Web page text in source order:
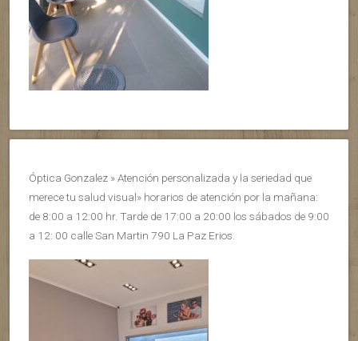
Óptica Gonzalez » Atención personalizada y la seriedad que
merece tu salud visual» horarios de atención por la mañana:
de 8:00 a 12:00 hr. Tarde de 17:00 a 20:00 los sábados de 9:00
a 12: 00 calle San Martin 790 La Paz Erios.